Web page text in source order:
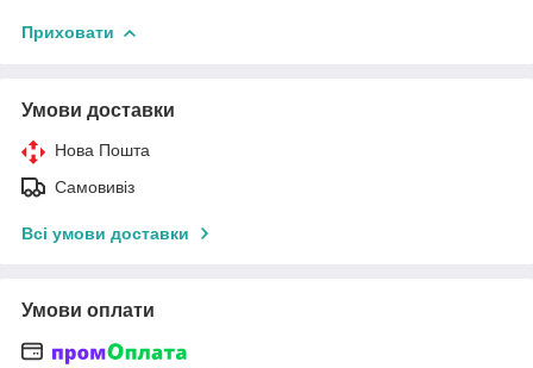
Приховати
Умови доставки
Нова Пошта
Самовивіз
Всі умови доставки
Умови оплати